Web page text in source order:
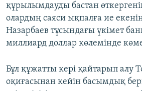
құрылымдауды бастан
олардың саяси ықпалға ие
Назарбаев тұсындағы үкімет
миллиард доллар көлемінде
Бұл құжатты кері қайтарып алу
оқиғасынан кейін басымдық